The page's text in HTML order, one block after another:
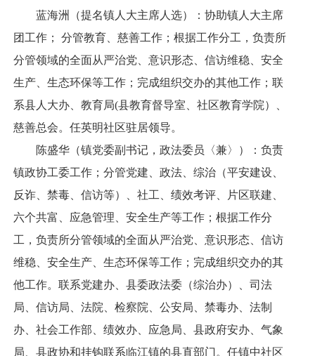
蓝海洲（提名镇人大主席人选）：协助镇人大主席
团工作； 分管教育、慈善工作；根据工作分工，负责所
分管领域的全面从严治党、意识形态、信访维稳、安全
生产、生态环保等工作；完成组织交办的其他工作；联
系县人大办、教育局(县教育督导室、社区教育学院）、
慈善总会。任英明社区驻居领导。
陈盛华（镇党委副书记，政法委员〈兼〉）：负责
镇政协工委工作；分管党建、政法、综治（平安建设、
反诈、禁毒、信访等）、社工、绩效考评、片区联建、
六个共富、应急管理、安全生产等工作；根据工作分
工，负责所分管领域的全面从严治党、意识形态、信访
维稳、安全生产、生态环保等工作；完成组织交办的其
他工作。联系党建办、县委政法委（综治办）、司法
局、信访局、法院、检察院、公安局、禁毒办、法制
办、社会工作部、绩效办、应急局、县政府安办、气象
局、县政协和挂钩联系临江镇的县直部门。任镇中社区